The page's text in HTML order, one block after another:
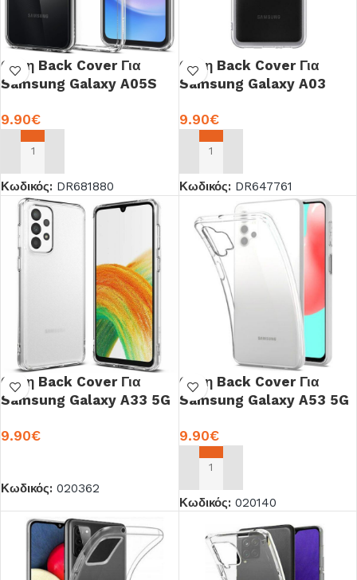
Θήκη Back Cover Για
Samsung Galaxy A05S
9.90€
ΠΡΟΣΘΉΚΗ ΣΤΟ ΚΑΛΆΘΙ
Κωδικός: DR681880
Θήκη Back Cover Για
Samsung Galaxy A03
9.90€
ΠΡΟΣΘΉΚΗ ΣΤΟ ΚΑΛΆΘΙ
Κωδικός: DR647761
Θήκη Back Cover Για
Samsung Galaxy A33 5G
9.90€
Κωδικός: 020362
Θήκη Back Cover Για
Samsung Galaxy A53 5G
9.90€
ΠΡΟΣΘΉΚΗ ΣΤΟ ΚΑΛΆΘΙ
Κωδικός: 020140